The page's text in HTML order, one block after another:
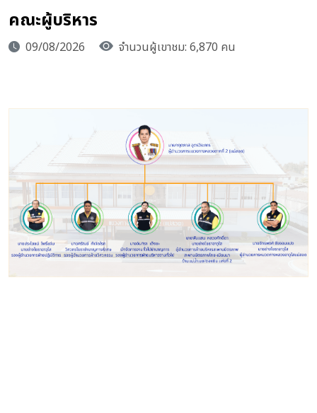
คณะผู้บริหาร
09/08/2026 จำนวนผู้เขาชม: 6,870 คน